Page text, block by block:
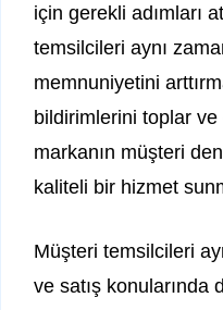
için gerekli adımları
temsilcileri aynı
memnuniyetini
bildirimlerini toplar
markanın müşteri
kaliteli bir hizmet
Müşteri temsilcileri
ve satış konularında